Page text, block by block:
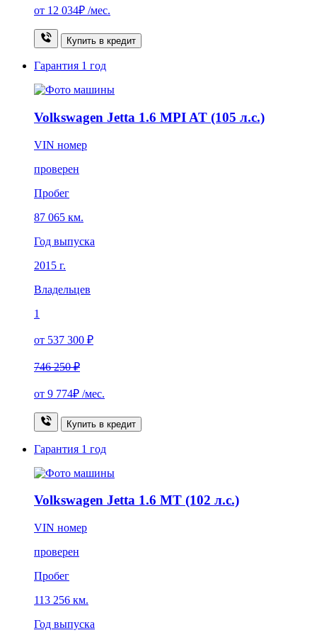
от 12 034₽ /мес.
Купить в кредит
Гарантия 1 год
Volkswagen Jetta 1.6 MPI AT (105 л.с.)
VIN номер
проверен
Пробег
87 065 км.
Год выпуска
2015 г.
Владельцев
1
от 537 300 ₽
746 250 ₽
от 9 774₽ /мес.
Купить в кредит
Гарантия 1 год
Volkswagen Jetta 1.6 MT (102 л.с.)
VIN номер
проверен
Пробег
113 256 км.
Год выпуска